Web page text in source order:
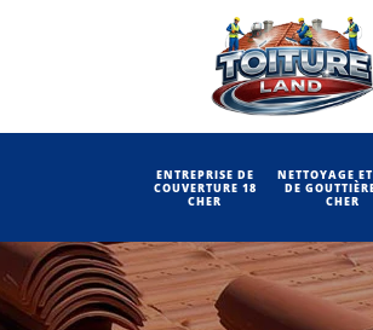
ENTREPRISE DE
COUVERTURE 18
CHER
NETTOYAGE
DE
CHER